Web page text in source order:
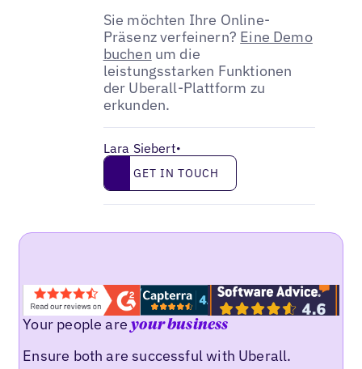
Sie möchten Ihre Online-
Präsenz verfeinern? Eine Demo
buchen um die
leistungsstarken Funktionen
der Uberall-Plattform zu
erkunden.
Lara Siebert•
Get in touch
GET IN TOUCH
Your people areyour business
Ensure both are successful with Uberall.